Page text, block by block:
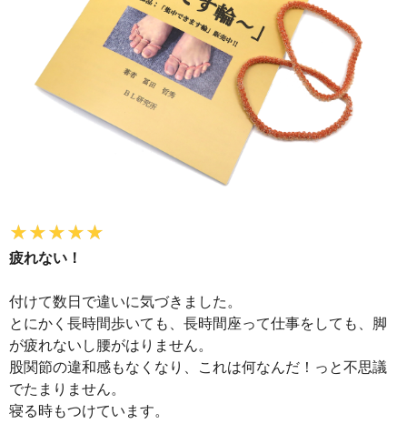
疲れない！
付けて数日で違いに気づきました。
とにかく長時間歩いても、長時間座って仕事をしても、脚
が疲れないし腰がはりません。
股関節の違和感もなくなり、これは何なんだ！っと不思議
でたまりません。
寝る時もつけています。